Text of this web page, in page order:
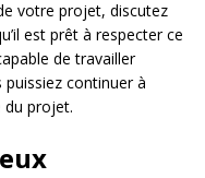
votre projet, discutez
est prêt à respecter ce
de travailler
continuer à
du projet.